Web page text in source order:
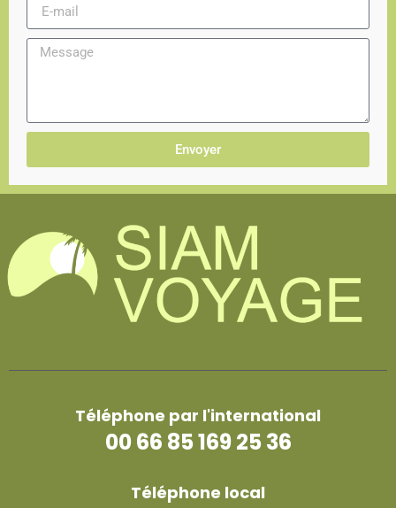
Envoyer
Téléphone par l'international
00 66 85 169 25 36
Téléphone local